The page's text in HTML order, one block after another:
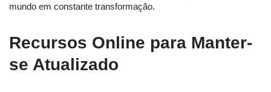
mundo em constante transformação.
Recursos Online para Manter-
se Atualizado